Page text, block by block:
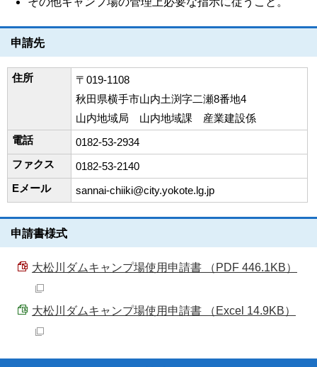
申請先
住所
〒019-1108
秋田県横手市山内土渕字二瀬8番地4
山内地域局 山内地域課 産業建設係
電話
0182-53-2934
ファクス
0182-53-2140
Eメール
sannai-chiiki@city.yokote.lg.jp
申請書様式
大松川ダムキャンプ場使用申請書 （PDF 446.1KB）
大松川ダムキャンプ場使用申請書 （Excel 14.9KB）